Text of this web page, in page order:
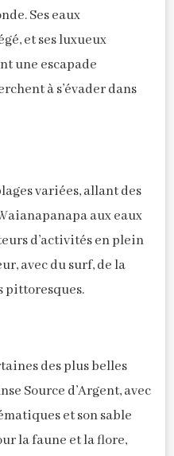
Ses eaux
et ses luxueux
une escapade
à s’évader dans
variées, allant des
aux eaux
d’activités en plein
avec du surf, de la
pittoresques.
des plus belles
Source d’Argent, avec
et son sable
la faune et la flore,